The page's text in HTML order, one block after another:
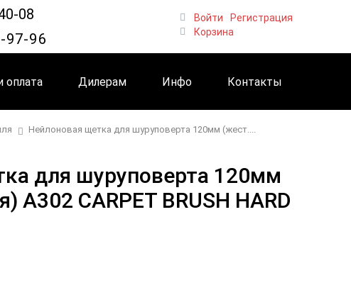
08
97-96
Войти
Регистрация
Корзина
оплата Дилерам Инфо Контакты
Нейлоновая щетка для шуруповерта 120мм (жест....
для шуруповерта 120мм
А302 CARPET BRUSH HARD